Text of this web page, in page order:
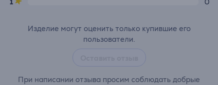
Изделие могут оценить только купившие его
пользователи.
При написании отзыва просим соблюдать добрые